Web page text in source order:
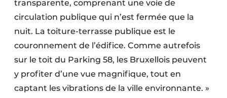
transparente, comprenant une voie de
circulation publique qui n’est fermée que la
nuit. La toiture-terrasse publique est le
couronnement de l’édifice. Comme autrefois
sur le toit du Parking 58, les Bruxellois peuvent
y profiter d’une vue magnifique, tout en
captant les vibrations de la ville environnante. »